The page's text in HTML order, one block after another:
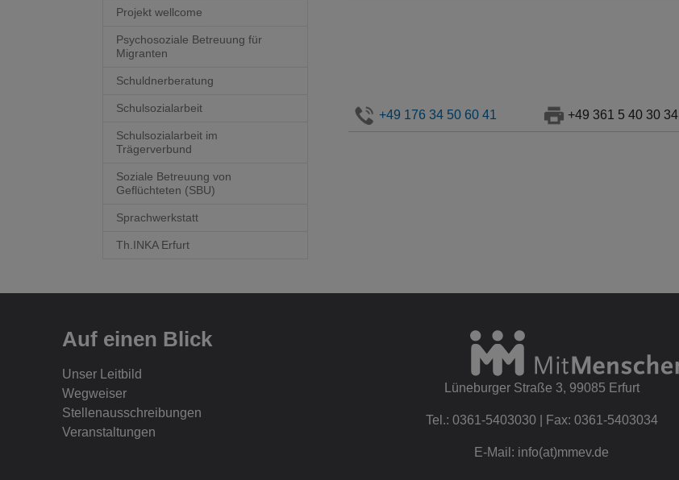
+49 176 34 50 60 41 +49 361 5 40 30 34
Projekt wellcome
Psychosoziale Betreuung für
Migranten
Schuldnerberatung
Schulsozialarbeit
Schulsozialarbeit im
Trägerverbund
Soziale Betreuung von
Geflüchteten (SBU)
Sprachwerkstatt
Th.INKA Erfurt
Auf einen Blick
Unser Leitbild
Wegweiser
Stellenausschreibungen
Veranstaltungen
Lüneburger Straße 3, 99085 Erfurt
Tel.: 0361-5403030 | Fax: 0361-5403034
E-Mail: info(at)mmev.de